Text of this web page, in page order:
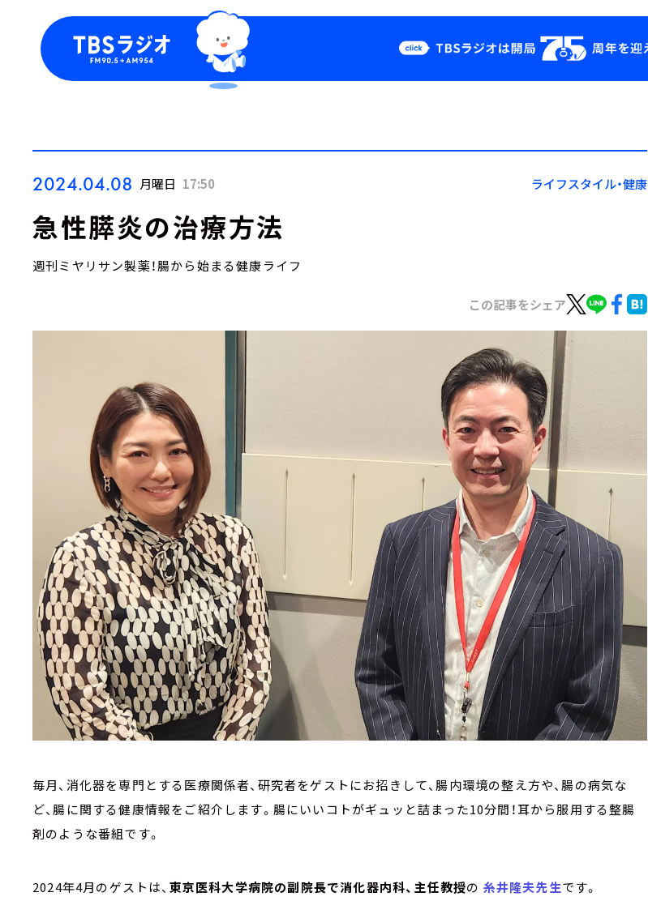
Podcast
YouTube
会社情報
2024.04.08 月曜日 17:50 ライフスタイル・健康
急性膵炎の治療方法
週刊ミヤリサン製薬！腸から始まる健康ライフ
この記事をシェア
毎月、消化器を専門とする医療関係者、研究者をゲストにお招きして、腸内環境の整え方や、腸の病気な
ど、腸に関する健康情報をご紹介します。腸にいいコトがギュッと詰まった10分間！耳から服用する整腸
剤のような番組です。
2024年4月のゲストは、 東京医科大学病院の副院長で消化器内科、主任教授の 糸井隆夫先生です。